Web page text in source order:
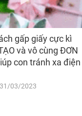
gấp giấy cực kì
và vô cùng ĐƠN
con tránh xa điện
03/2023